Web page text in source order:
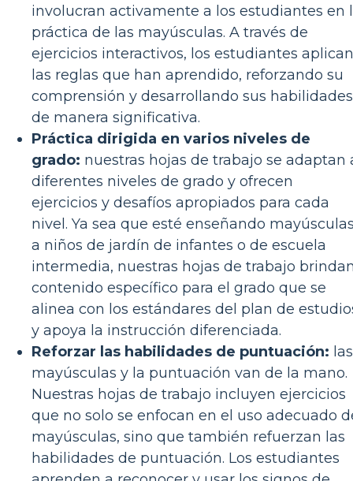
involucran activamente a los estudiantes en
práctica de las mayúsculas. A través de
ejercicios interactivos, los estudiantes aplican
las reglas que han aprendido, reforzando su
comprensión y desarrollando sus habilidades
de manera significativa.
Práctica dirigida en varios niveles de
grado: nuestras hojas de trabajo se adaptan
diferentes niveles de grado y ofrecen
ejercicios y desafíos apropiados para cada
nivel. Ya sea que esté enseñando
a niños de jardín de infantes o de escuela
intermedia, nuestras hojas de trabajo
contenido específico para el grado que se
alinea con los estándares del plan de
y apoya la instrucción diferenciada.
Reforzar las habilidades de puntuación: las
mayúsculas y la puntuación van de la mano.
Nuestras hojas de trabajo incluyen ejercicios
que no solo se enfocan en el uso adecuado
mayúsculas, sino que también refuerzan las
habilidades de puntuación. Los estudiantes